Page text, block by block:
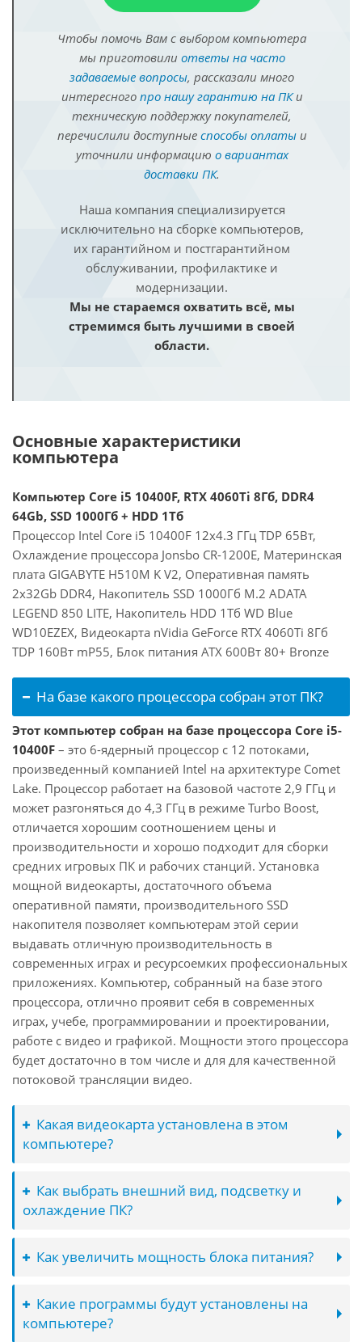
Чтобы помочь Вам с выбором компьютера
мы приготовили ответы на часто
задаваемые вопросы, рассказали много
интересного про нашу гарантию на ПКи
техническую поддержку покупателей,
перечислили доступные способы оплатыи
уточнили информацию о вариантах
доставки ПК.
Наша компания специализируется
исключительно на сборке компьютеров,
их гарантийном и постгарантийном
обслуживании, профилактике и
модернизации.
Мы не стараемся охватить всё, мы
стремимся быть лучшими в своей
области.
Основные характеристики
компьютера
Компьютер Core i5 10400F, RTX 4060Ti 8Гб, DDR4
64Gb, SSD 1000Гб + HDD 1Тб
Процессор Intel Core i5 10400F 12x4.3 ГГц TDP 65Вт,
Охлаждение процессора Jonsbo CR-1200E, Материнская
плата GIGABYTE H510M K V2, Оперативная память
2x32Gb DDR4, Накопитель SSD 1000Гб M.2 ADATA
LEGEND 850 LITE, Накопитель HDD 1Тб WD Blue
WD10EZEX, Видеокарта nVidia GeForce RTX 4060Ti 8Гб
TDP 160Вт mP55, Блок питания ATX 600Вт 80+ Bronze
На базе какого процессора собран этот ПК?
Этот компьютер собран на базе процессора Core i5-
10400F – это 6-ядерный процессор с 12 потоками,
произведенный компанией Intel на архитектуре Comet
Lake. Процессор работает на базовой частоте 2,9 ГГц и
может разгоняться до 4,3 ГГц в режиме Turbo Boost,
отличается хорошим соотношением цены и
производительности и хорошо подходит для сборки
средних игровых ПК и рабочих станций. Установка
мощной видеокарты, достаточного объема
оперативной памяти, производительного SSD
накопителя позволяет компьютерам этой серии
выдавать отличную производительность в
современных играх и ресурсоемких профессиональных
приложениях. Компьютер, собранный на базе этого
процессора, отлично проявит себя в современных
играх, учебе, программировании и проектировании,
работе с видео и графикой. Мощности этого процессора
будет достаточно в том числе и для для качественной
потоковой трансляции видео.
Какая видеокарта установлена в этом
компьютере?
Как выбрать внешний вид, подсветку и
охлаждение ПК?
Как увеличить мощность блока питания?
Какие программы будут установлены на
компьютере?